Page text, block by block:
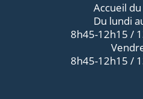
Accueil
Du lundi
8h45-12h15 /
8h45-12h15 /